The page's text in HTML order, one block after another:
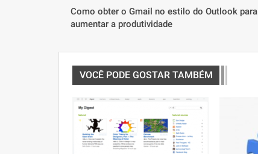
Como obter o Gmail no estilo do Outlook para
aumentar a produtividade
VOCÊ PODE GOSTAR TAMBÉM